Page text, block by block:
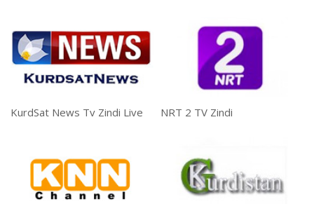
KurdSat News Tv Zindi Live NRT 2 TV Zindi